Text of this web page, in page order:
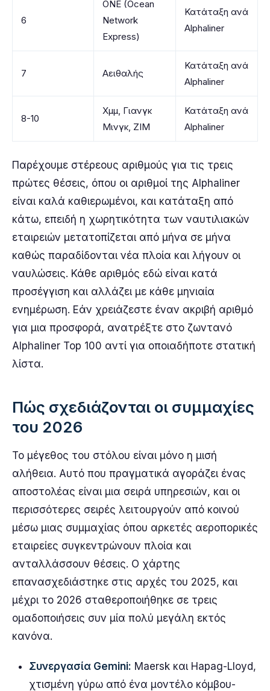
6
ONE (Ocean
Network
Express)
Κατάταξη ανά
Alphaliner
7 Αειθαλής
Κατάταξη ανά
Alphaliner
8-10
Χμμ, Γιανγκ
Μινγκ, ΖΙΜ
Κατάταξη ανά
Alphaliner
Παρέχουμε στέρεους αριθμούς για τις τρεις
πρώτες θέσεις, όπου οι αριθμοί της Alphaliner
είναι καλά καθιερωμένοι, και κατάταξη από
κάτω, επειδή η χωρητικότητα των ναυτιλιακών
εταιρειών μετατοπίζεται από μήνα σε μήνα
καθώς παραδίδονται νέα πλοία και λήγουν οι
ναυλώσεις. Κάθε αριθμός εδώ είναι κατά
προσέγγιση και αλλάζει με κάθε μηνιαία
ενημέρωση. Εάν χρειάζεστε έναν ακριβή αριθμό
για μια προσφορά, ανατρέξτε στο ζωντανό
Alphaliner Top 100 αντί για οποιαδήποτε στατική
λίστα.
Πώς σχεδιάζονται οι συμμαχίες
του 2026
Το μέγεθος του στόλου είναι μόνο η μισή
αλήθεια. Αυτό που πραγματικά αγοράζει ένας
αποστολέας είναι μια σειρά υπηρεσιών, και οι
περισσότερες σειρές λειτουργούν από κοινού
μέσω μιας συμμαχίας όπου αρκετές αεροπορικές
εταιρείες συγκεντρώνουν πλοία και
ανταλλάσσουν θέσεις. Ο χάρτης
επανασχεδιάστηκε στις αρχές του 2025, και
μέχρι το 2026 σταθεροποιήθηκε σε τρεις
ομαδοποιήσεις συν μία πολύ μεγάλη εκτός
κανόνα.
Συνεργασία Gemini: Maersk και Hapag-Lloyd,
χτισμένη γύρω από ένα μοντέλο κόμβου-